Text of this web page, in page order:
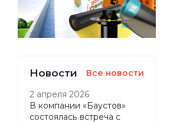
Новости Все новости
2 апреля 2026
В компании «Баустов»
состоялась встреча с